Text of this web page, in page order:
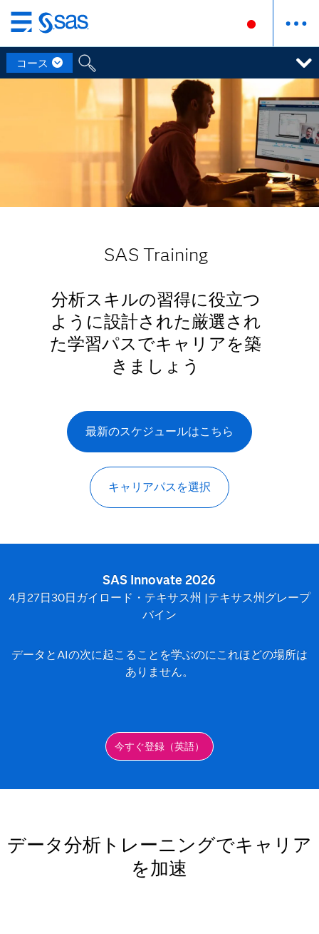
Skip
to
main
content
コース
SAS Training
分析スキルの習得に役立つ
ように設計された厳選され
た学習パスでキャリアを築
きましょう
最新のスケジュールはこちら
キャリアパスを選択
SAS Innovate 2026
4月27日30日ガイロード・テキサス州 |テキサス州グレープ
バイン
データとAIの次に起こることを学ぶのにこれほどの場所は
ありません。
今すぐ登録（英語）
データ分析トレーニングでキャリア
を加速